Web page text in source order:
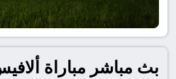
بث مباشر مباراة